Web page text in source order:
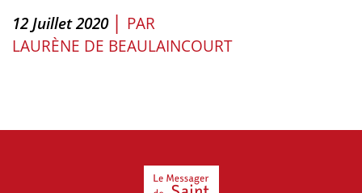
12 Juillet 2020 | PAR
LAURÈNE DE BEAULAINCOURT